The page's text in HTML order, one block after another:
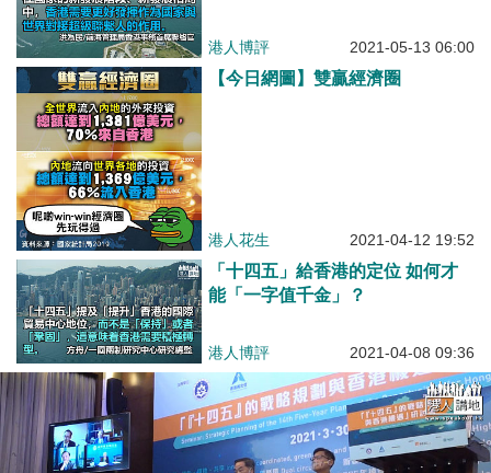
港人博評 2021-05-13 06:00
【今日網圖】雙贏經濟圈
港人花生 2021-04-12 19:52
「十四五」給香港的定位 如何才
能「一字值千金」？
港人博評 2021-04-08 09:36